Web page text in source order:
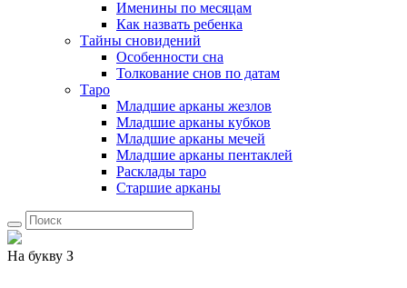
Именины по месяцам
Как назвать ребенка
Тайны сновидений
Особенности сна
Толкование снов по датам
Таро
Младшие арканы жезлов
Младшие арканы кубков
Младшие арканы мечей
Младшие арканы пентаклей
Расклады таро
Старшие арканы
На букву З